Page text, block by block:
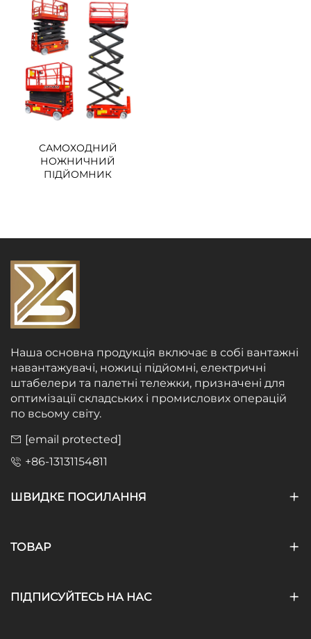
САМОХОДНИЙ
НОЖНИЧНИЙ
ПІДЙОМНИК
Наша основна продукція включає в собі вантажні
навантажувачі, ножиці підйомні, електричні
штабелери та палетні тележки, призначені для
оптимізації складських і промислових операцій
по всьому світу.
[email protected]
+86-13131154811
ШВИДКЕ ПОСИЛАННЯ
ТОВАР
ПІДПИСУЙТЕСЬ НА НАС